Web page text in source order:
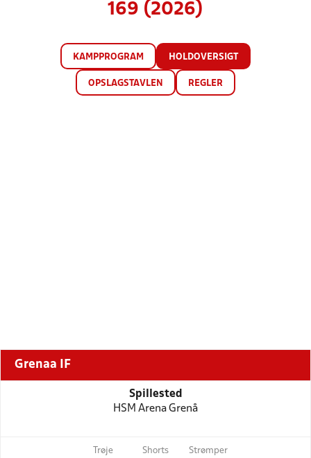
169 (2026)
KAMPPROGRAM HOLDOVERSIGT
OPSLAGSTAVLEN REGLER
Grenaa IF
Spillested
HSM Arena Grenå
Trøje Shorts Strømper